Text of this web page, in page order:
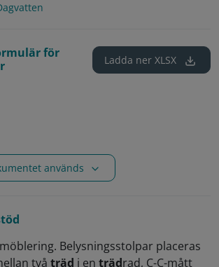
för
Ladda ner XLSX
används
Belysningsstolpar placeras
två träd i en trädrad, C-C-mått